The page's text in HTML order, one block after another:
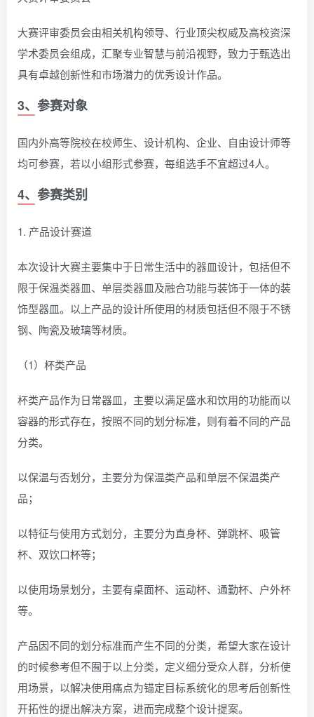
大赛评审委员会由相关机构领导、行业顶尖权威及高校资深
学术委员会组成，汇聚专业智慧与前沿视野，致力于甄选出
具有卓越创新性和市场潜力的优秀设计作品。
3、参赛对象
国内外高等院校在校师生、设计机构、企业、自由设计师等
均可参赛，若以小组形式参赛，每组选手不宜超过4人。
4、参赛类别
1. 产品设计赛道
本次设计大赛主要集中于日常生活中的器皿设计，包括但不
限于保温类器皿、单层类器皿及融合功能与装饰于一体的装
饰型器皿。以上产品的设计所使用的材质包括但不限于不锈
钢、陶瓷及玻璃等材质。
（1）杯类产品
杯类产品作为日常器皿，主要以满足盛水和饮用的功能而以
容器的形式存在，按照不同的划分标准，则有着不同的产品
分类。
以保温与否划分，主要分为保温类产品和单层不保温类产
品；
以特征与使用方式划分，主要分为直身杯、弹跳杯、吸管
杯、双饮口杯等；
以使用场景划分，主要有桌面杯、运动杯、通勤杯、户外杯
等。
产品因不同的划分标准而产生不同的分类，希望大家在设计
的时候参考但不囿于以上分类，定义细分受众人群，分析使
用场景，以解决使用痛点为锚定目标系统化的思考后创新性
开拓性的提出解决方案，进而完成整个设计提案。